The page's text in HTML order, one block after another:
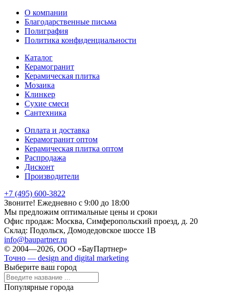
О компании
Благодарственные письма
Полиграфия
Политика конфиденциальности
Каталог
Керамогранит
Керамическая плитка
Мозаика
Клинкер
Сухие смеси
Сантехника
Оплата и доставка
Керамогранит оптом
Керамическая плитка оптом
Распродажа
Дисконт
Производители
+7 (495) 600-3822
Звоните! Ежедневно с 9:00 до 18:00
Мы предложим оптимальные цены и сроки
Офис продаж: Москва, Симферопольский проезд, д. 20
Склад: Подольск, Домодедовское шоссе 1В
info@baupartner.ru
© 2004—2026, ООО «БауПартнер»
Точно — design and digital marketing
Выберите ваш город
Популярные города